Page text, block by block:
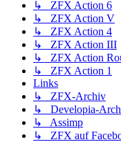
↳ ZFX Action 6
↳ ZFX Action V
↳ ZFX Action 4
↳ ZFX Action III
↳ ZFX Action
↳ ZFX Action 1
Links
↳ ZFX-Archiv
↳ Developia-
↳ Assimp
↳ ZFX auf